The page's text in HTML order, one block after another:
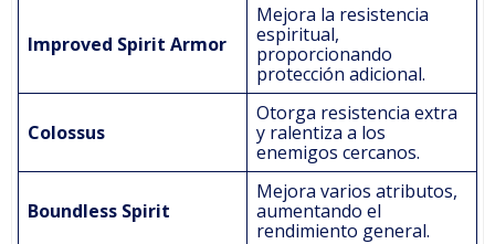
Improved Spirit Armor
Mejora la resistencia
espiritual,
proporcionando
protección adicional.
Colossus
Otorga resistencia extra
y ralentiza a los
enemigos cercanos.
Boundless Spirit
Mejora varios atributos,
aumentando el
rendimiento general.